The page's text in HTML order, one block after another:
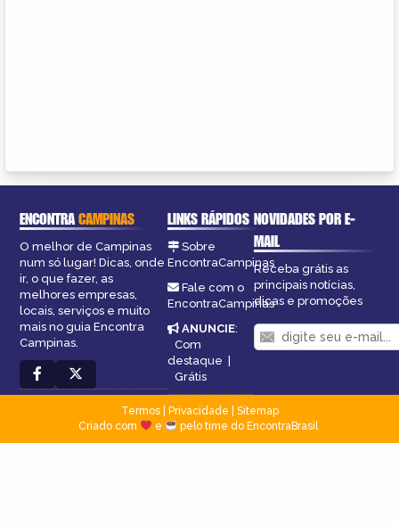
ENCONTRACAMPINAS
O melhor de Campinas
num só lugar! Dicas, onde
ir, o que fazer, as
melhores empresas,
locais, serviços e muito
mais no guia Encontra
Campinas.
LINKS RÁPIDOS
Sobre
EncontraCampinas
Fale com o
EncontraCampinas
ANUNCIE:
Com
destaque |
Grátis
NOVIDADES POR E-
MAIL
Receba grátis as
principais notícias,
dicas e promoções
Termos| Privacidade
Sitemap
Criado com
e pelo time do EncontraBrasil